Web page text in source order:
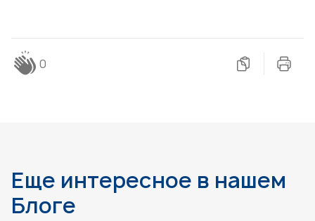
0
Еще интересное в нашем
Блоге